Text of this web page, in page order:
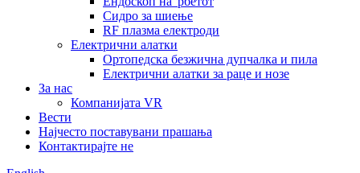
Сидро за шиење
RF плазма електроди
Електрични алатки
Ортопедска безжична дупчалка и пила
Електрични алатки за раце и нозе
За нас
Компанијата VR
Вести
Најчесто поставувани прашања
Контактирајте не